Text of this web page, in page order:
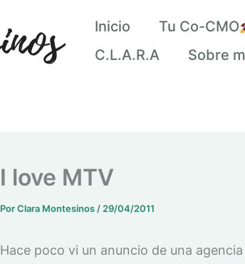
Inicio Tu Co-CMO
C.L.A.R.A
Sobre
I love MTV
PorClara Montesinos / 29/04/2011
Hace poco vi un anuncio de una